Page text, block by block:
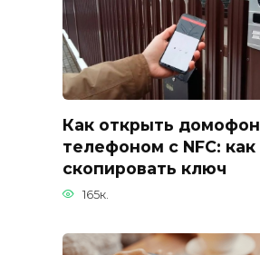
Как открыть домофон
телефоном с NFC: как
скопировать ключ
165к.